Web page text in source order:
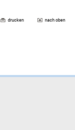
drucken nach oben